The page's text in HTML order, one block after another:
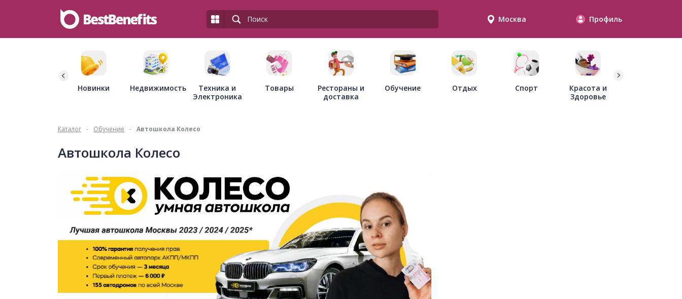
Москва Профиль
Новинки Недвижимость
Техника и
Электроника
Товары
Рестораны и
доставка
Обучение Отдых Спорт
Красота и
Здоровье
Каталог - Обучение - Автошкола Колесо
Автошкола Колесо